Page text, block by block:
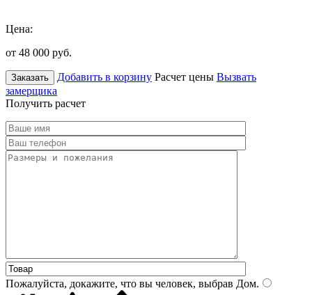
Цена:
от 48 000 руб.
Заказать Добавить в корзину Расчет цены Вызвать
замерщика
Получить расчет
Пожалуйста, докажите, что вы человек, выбрав Дом.